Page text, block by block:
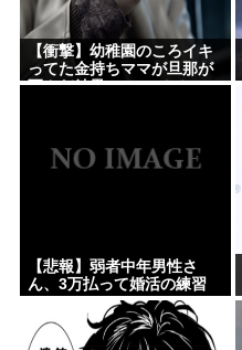
【衝撃】幼稚園のころイキ
ってた金持ちママが旦那が
死んだ結果･････⇒！！
【悲報】弱者中年男性さ
ん、3万払って婚活の練習